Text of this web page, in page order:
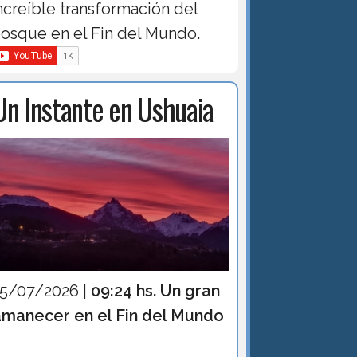
transformación del
en el Fin del Mundo.
Instante en Ushuaia
07/2026 | 09:24 hs. Un gran
en el Fin del Mundo